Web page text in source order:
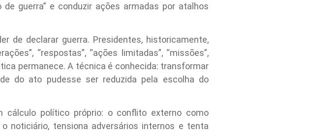
guerra” e conduzir ações armadas por atalhos
de declarar guerra. Presidentes, historicamente,
“respostas”, “ações limitadas”, “missões”,
permanece. A técnica é conhecida: transformar
do ato pudesse ser reduzida pela escolha do
cálculo político próprio: o conflito externo como
noticiário, tensiona adversários internos e tenta